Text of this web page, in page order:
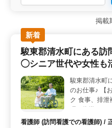
＜働きやすさ＞ 世田谷区宮
す。土日休みで、夜勤なし
能です。また、駅チカで通勤
イベートの両立がしやすい
厚生＞ 年収350万円〜420
と、安定した給与水準が用意
各種福利厚生も充実しており
シュも充実できます。 ＜
う特別な業務で、患者様の自
ができます。家族のサポート
務に携わり、地域に貢献する
ょう。
掲載
新着
駿東郡清水町にある訪
◯シニア世代や女性も
駿東郡清水町
のお仕事♪ 【
ク 食事、排泄
理・指導 ター
相談 褥瘡(床
看護師 (訪問看護での看護師) /